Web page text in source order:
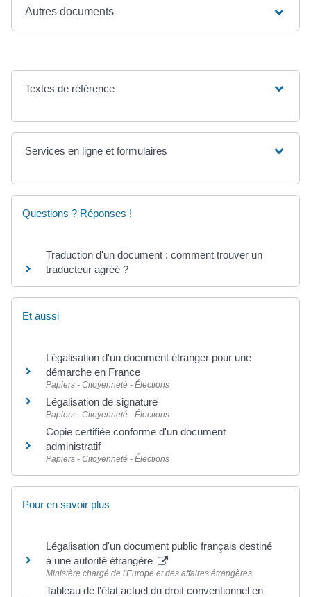
Autres documents
Textes de référence
Services en ligne et formulaires
Questions ? Réponses !
Traduction d'un document : comment trouver un
traducteur agréé ?
Et aussi
Légalisation d'un document étranger pour une
démarche en France
Papiers - Citoyenneté - Élections
Légalisation de signature
Papiers - Citoyenneté - Élections
Copie certifiée conforme d'un document
administratif
Papiers - Citoyenneté - Élections
Pour en savoir plus
Légalisation d'un document public français destiné
à une autorité étrangère
Ministère chargé de l'Europe et des affaires étrangères
Tableau de l'état actuel du droit conventionnel en